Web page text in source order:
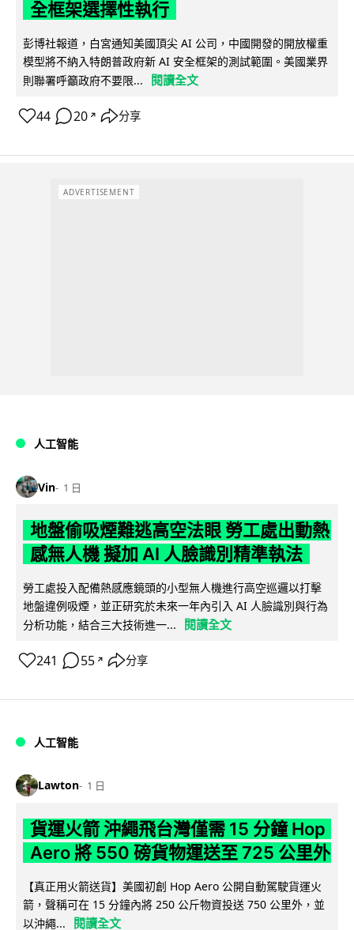
全框架選擇性執行
彭博社報道，白宮通知美國頂尖 AI 公司，中國開發的開放權重
模型將不納入特朗普政府新 AI 安全框架的測試範圍。美國業界
則聯署呼籲政府不要限...
閱讀全文
44 20 ↗ 分享
ADVERTISEMENT
人工智能
Vin 1 日
地盤偷吸煙難逃高空法眼 勞工處出動熱
感無人機 擬加 AI 人臉識別精準執法
勞工處投入配備熱感應鏡頭的小型無人機進行高空巡邏以打擊
地盤違例吸煙，並正研究於未來一年內引入 AI 人臉識別與行為
分析功能，結合三大技術進一...
閱讀全文
241 55 ↗ 分享
人工智能
Lawton 1 日
貨運火箭 沖繩飛台灣僅需 15 分鐘 Hop
Aero 將 550 磅貨物運送至 725 公里外
【真正用火箭送貨】美國初創 Hop Aero 公開自動駕駛貨運火
箭，聲稱可在 15 分鐘內將 250 公斤物資投送 750 公里外，並
以沖繩...
閱讀全文